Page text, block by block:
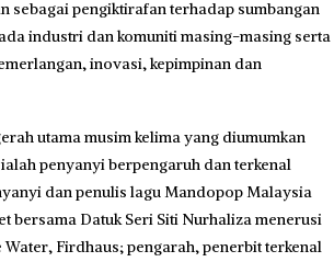
sebagai pengiktirafan terhadap sumbangan
industri dan komuniti masing-masing serta
inovasi, kepimpinan dan
utama musim kelima yang diumumkan
penyanyi berpengaruh dan terkenal
dan penulis lagu Mandopop Malaysia
bersama Datuk Seri Siti Nurhaliza menerusi
Firdhaus; pengarah, penerbit terkenal